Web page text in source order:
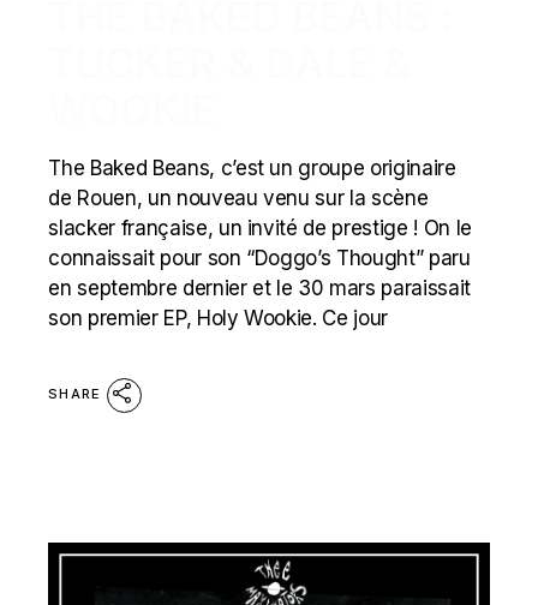
The Baked Beans, c’est un groupe originaire
de Rouen, un nouveau venu sur la scène
slacker française, un invité de prestige ! On le
connaissait pour son “Doggo’s Thought” paru
en septembre dernier et le 30 mars paraissait
son premier EP, Holy Wookie. Ce jour
SHARE